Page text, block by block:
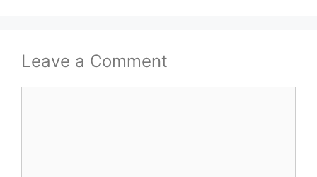
Leave a Comment